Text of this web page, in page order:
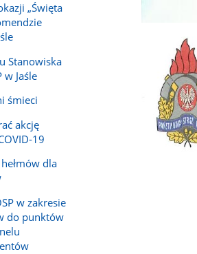
„Święta
Stanowiska
w Jaśle
śmieci
akcję
19
dla
w zakresie
do punktów